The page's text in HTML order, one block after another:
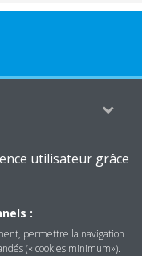
utilisateur grâce
:
permettre la navigation
(« cookies minimum»).